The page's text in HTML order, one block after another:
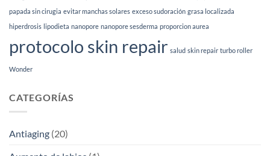
de
(2026)
papada sin cirugia evitar manchas solares exceso sudoración grasa localizada
hiperdrosis lipodieta nanopore nanopore sesderma proporcion aurea
protocolo skin repair salud skin repair turbo roller
Wonder
CATEGORÍAS
Antiaging (20)